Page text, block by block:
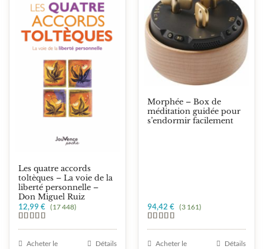
Les quatre accords
toltèques – La voie de la
liberté personnelle –
Don Miguel Ruiz
Note5.00
sur 5
12,99€ (17 448)
Acheter le
Détails
Morphée – Box de
méditation guidée pour
s’endormir facilement
Note5.00
sur 5
94,42 € (3 161)
Acheter le
Détails